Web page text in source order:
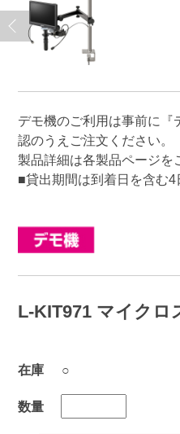
デモ機のご利用は事前に
認のうえご注文ください。
製品詳細は各製品ページを
■貸出期間は到着日を含む4
L-KIT971 マイクロ
在庫
○
数量